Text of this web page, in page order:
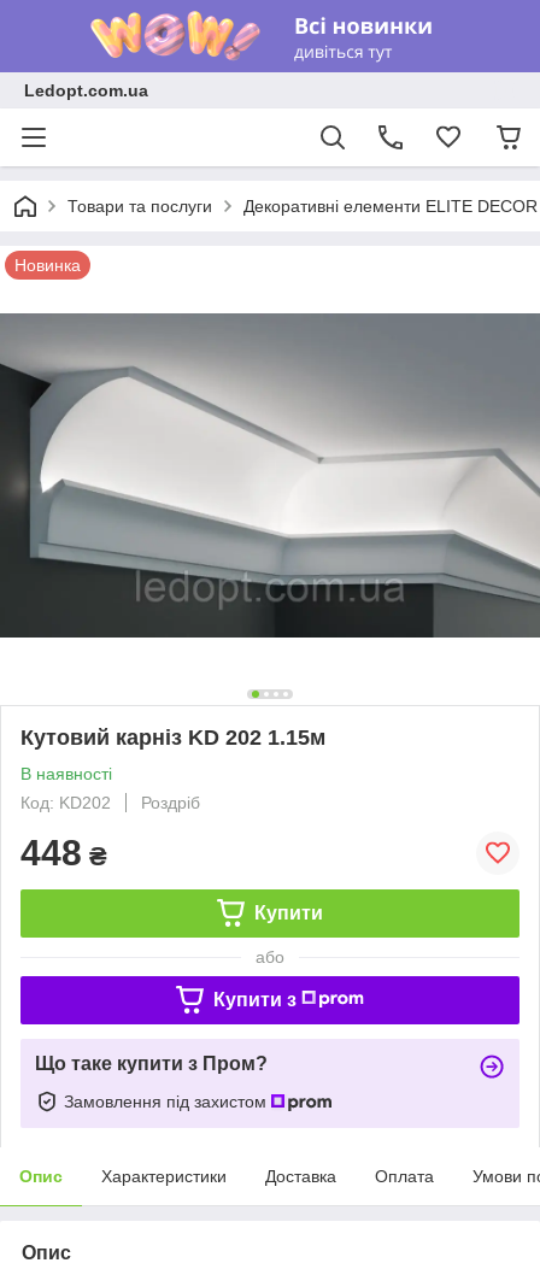
Ledopt.com.ua
Товари та послуги Декоративні елементи ELITE DECOR
Новинка
Кутовий карніз KD 202 1.15м
В наявності
Код: KD202
Роздріб
448 ₴
Купити
або
Купити з
Що таке купити з Пром?
Замовлення під захистом
Опис Характеристики Доставка Оплата Умови
Опис